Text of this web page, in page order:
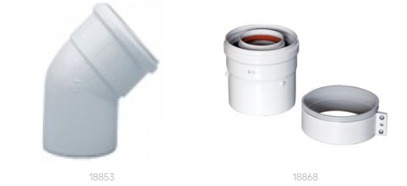
18853 18868